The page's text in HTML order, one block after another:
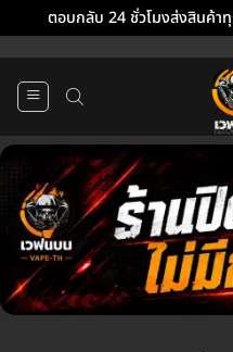
ตอบกลับ 24 ชั่วโมงส่งสินค้า